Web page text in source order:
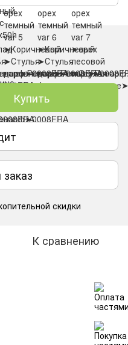
Купить
скидки
К сравнению